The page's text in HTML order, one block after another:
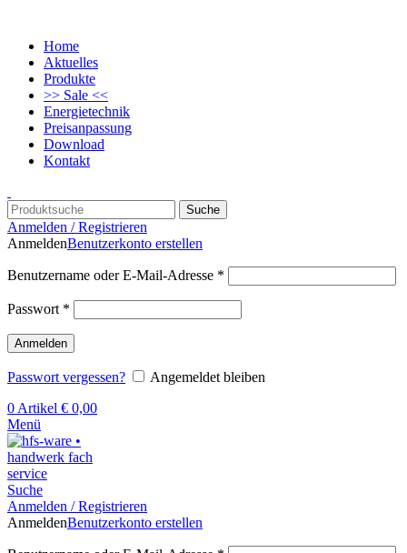
Home
Aktuelles
Produkte
>> Sale <<
Energietechnik
Preisanpassung
Download
Kontakt
Suche
Anmelden / Registrieren
AnmeldenBenutzerkonto erstellen
Benutzername oder E-Mail-Adresse *
Passwort *
Anmelden
Passwort vergessen?
Angemeldet bleiben
0 Artikel € 0,00
Menü
Suche
Anmelden / Registrieren
AnmeldenBenutzerkonto erstellen